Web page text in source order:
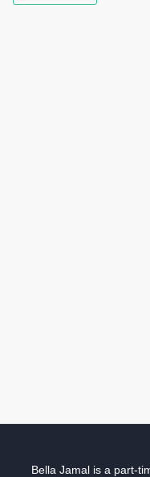
Bella Jamal is a part-